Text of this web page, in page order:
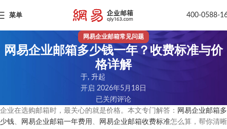
菜单 400-0588-
网易企业邮箱常见问题
网易企业邮箱多少钱一年？收费标准与价
格详解
于, 升起
开启 2026年5月18日
已关闭评论
企业在选购邮箱时，最关心的就是价格。本文专门解答： 网易企业邮箱多
少钱、 网易企业邮箱一年费用 、 网易企业邮箱收费标准怎么算，帮你清晰